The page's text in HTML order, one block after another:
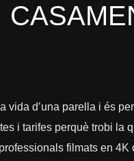
vida d’una parella i és
i tarifes perquè trobi la
filmats en